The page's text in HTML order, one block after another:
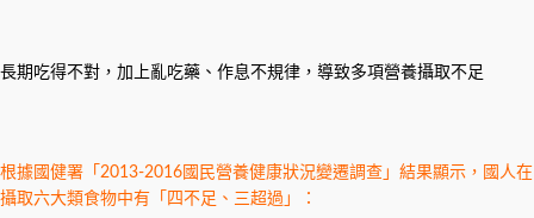
長期吃得不對，加上亂吃藥、作息不規律，導致多項營養攝取不足
根據國健署「2013-2016國民營養健康狀況變遷調查」結果顯示，國人在
攝取六大類食物中有「四不足、三超過」：